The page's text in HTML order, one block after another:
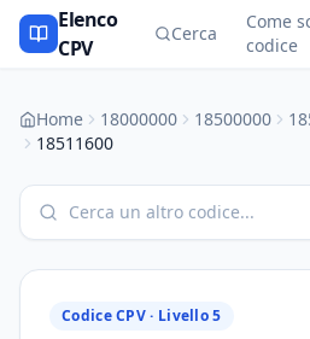
Elenco
CPV
Cerca
Come
codice
Home 18000000 18500000
18511600
Codice CPV · Livello 5